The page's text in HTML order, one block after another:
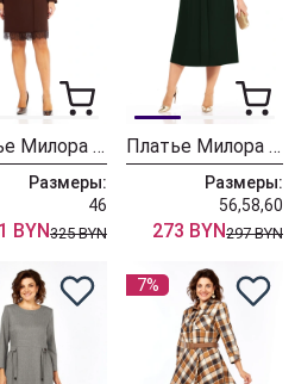
Платье Милора Стиль 1413 шоколад
Размеры:
46
BYN325 BYN
Платье Милора Стиль 1408 зеленый
Размеры:
56,58,60
273 BYN297 BYN
7%